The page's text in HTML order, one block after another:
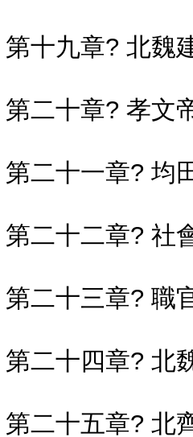
第十九章? 北魏
第二十章? 孝文
第二十一章? 均
第二十二章? 社
第二十三章? 職
第二十四章? 北
第二十五章? 北